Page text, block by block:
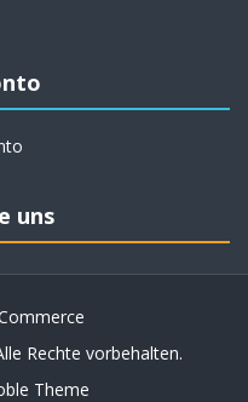
uns
Rechte vorbehalten.
Theme